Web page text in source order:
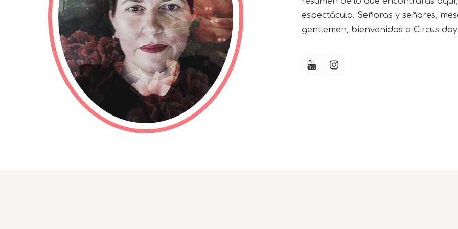
espectáculo. Señoras y señores,
gentlemen, bienvenidos a Circus